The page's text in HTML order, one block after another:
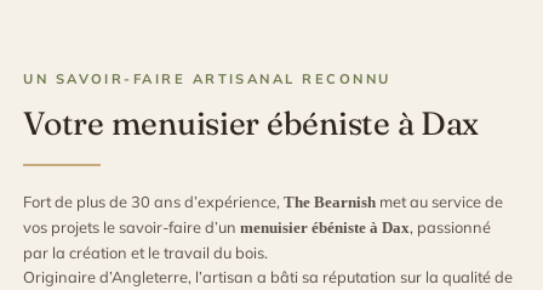
UN SAVOIR-FAIRE ARTISANAL RECONNU
Votre menuisier ébéniste à Dax
Fort de plus de 30 ans d’expérience,The Bearnish met au service de
vos projets le savoir-faire d’unmenuisier ébéniste à Dax, passionné
par la création et le travail du bois.
Originaire d’Angleterre, l’artisan a bâti sa réputation sur la qualité de